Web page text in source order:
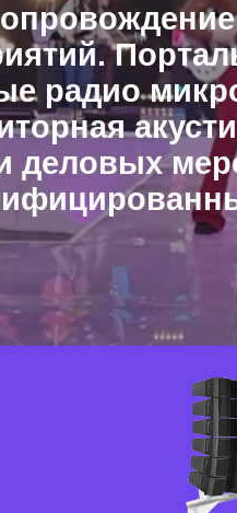
радио
деловых